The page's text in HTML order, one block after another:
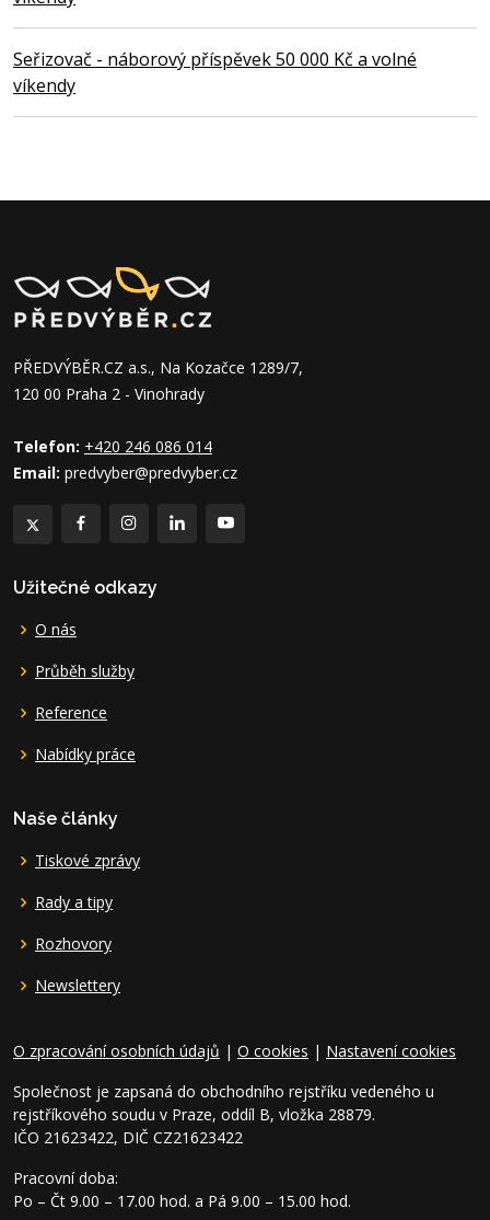
Seřizovač - náborový příspěvek 50 000 Kč a volné
víkendy
PŘEDVÝBĚR.CZ a.s., Na Kozačce 1289/7,
120 00 Praha 2 - Vinohrady
Telefon: +420 246 086 014
Email: predvyber@predvyber.cz
Užitečné odkazy
O nás
Průběh služby
Reference
Nabídky práce
Naše články
Tiskové zprávy
Rady a tipy
Rozhovory
Newslettery
O zpracování osobních údajů | O cookies | Nastavení cookies
Společnost je zapsaná do obchodního rejstříku vedeného u
rejstříkového soudu v Praze, oddíl B, vložka 28879.
IČO 21623422, DIČ CZ21623422
Pracovní doba:
Po – Čt 9.00 – 17.00 hod. a Pá 9.00 – 15.00 hod.